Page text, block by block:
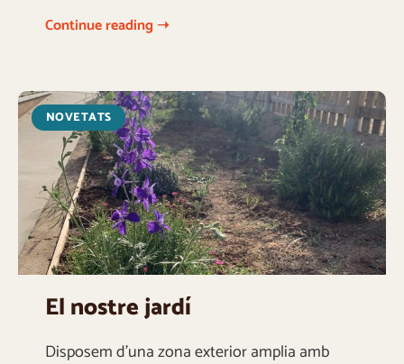
Continue reading ➝
NOVETATS
El nostre jardí
Disposem d’una zona exterior amplia amb